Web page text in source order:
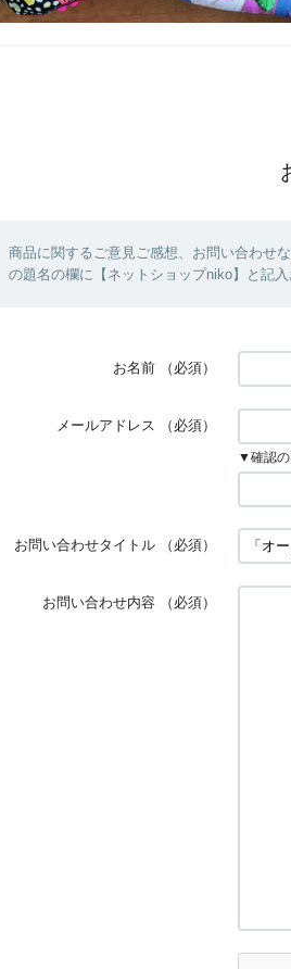
商品に関するご意見ご感想、お問い合わせ
の題名の欄に【ネットショップniko】と記
お名前 （必須）
メールアドレス （必須）
▼確認の
お問い合わせタイトル （必須）
お問い合わせ内容 （必須）